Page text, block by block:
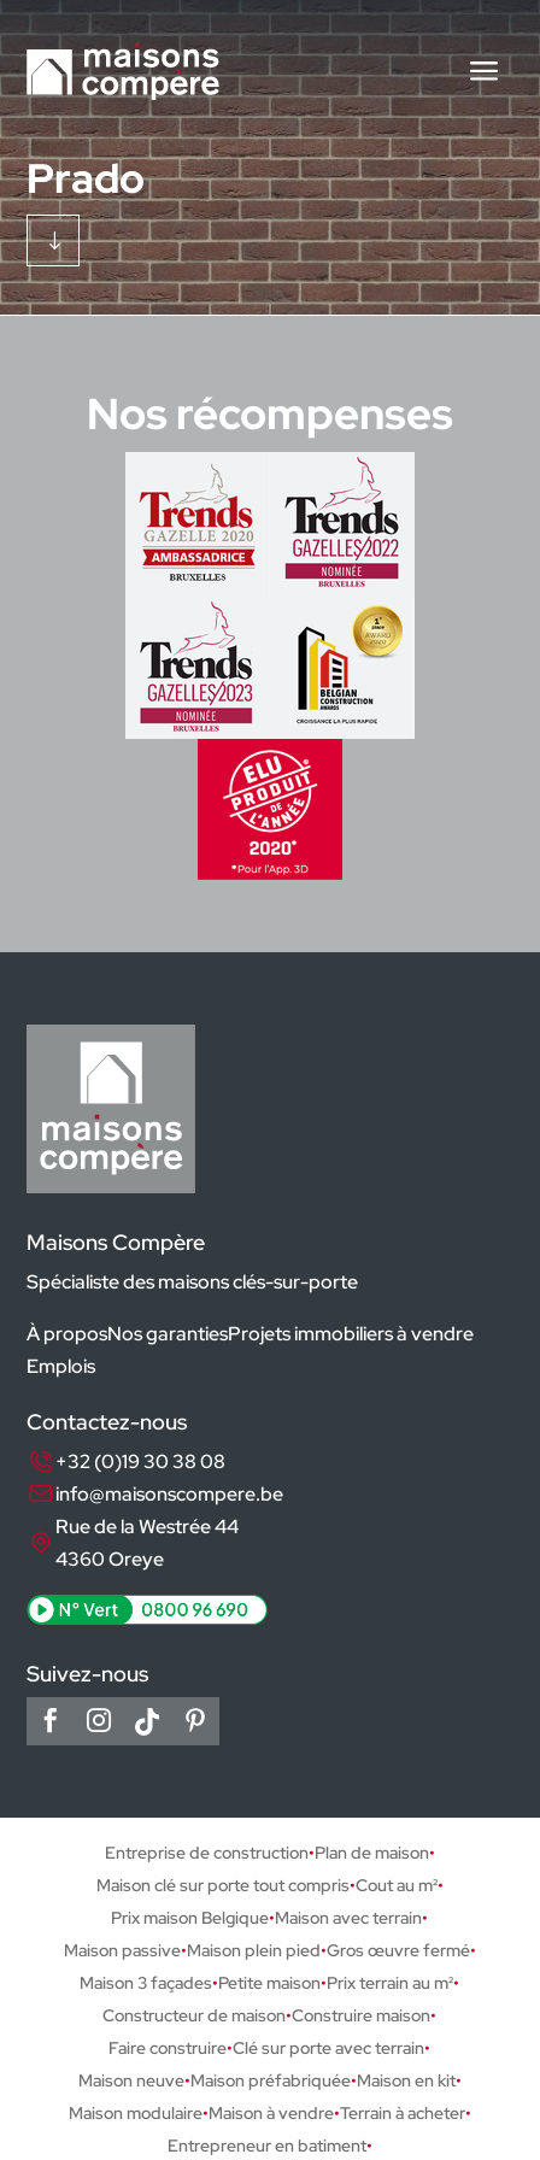
Prado
"
Nos récompenses
Maisons Compère
Spécialiste des maisons clés-sur-porte
À proposNos garantiesProjets immobiliers à vendre
Emplois
Contactez-nous
+32 (0)19 30 38 08
info@maisonscompere.be
Rue de la Westrée 44
4360 Oreye
Suivez-nous
Entreprise de construction Plan de maison
Maison clé sur porte tout compris Cout au m²
Prix maison Belgique Maison avec terrain
Maison passive Maison plein pied Gros œuvre fermé
Maison 3 façades Petite maison Prix terrain au m²
Constructeur de maison Construire maison
Faire construire Clé sur porte avec terrain
Maison neuve Maison préfabriquée Maison en kit
Maison modulaire Maison à vendre Terrain à acheter
Entrepreneur en batiment